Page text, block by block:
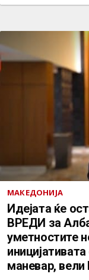
МАКЕДОНИЈА
Идејата ќе
ВРЕДИ за
уметностите
маневар,